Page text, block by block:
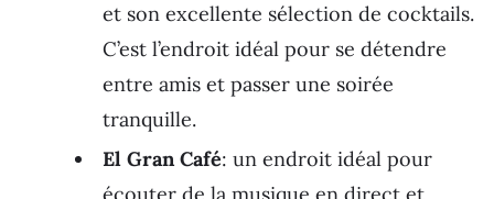
et son excellente sélection de cocktails.
C’est l’endroit idéal pour se détendre
entre amis et passer une soirée
tranquille.
El Gran Café: un endroit idéal pour